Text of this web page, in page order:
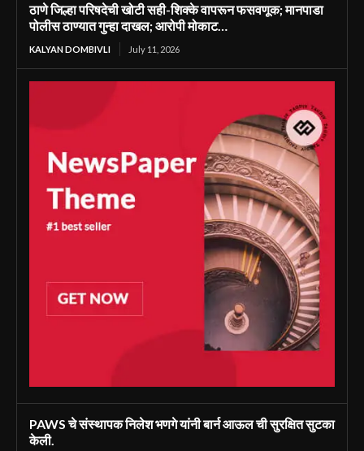
ठाणे जिल्हा परिषदेची खोटी सही-शिक्के वापरून फसवणूक; मानपाडा
पोलीस ठाण्यात गुन्हा दाखल; आरोपी मोकाट…
KALYAN DOMBIVLI July 11, 2026
PAWS चे संस्थापक निलेश भणगे यांनी बार्न आऊल ची सुरक्षित सुटका
केली.